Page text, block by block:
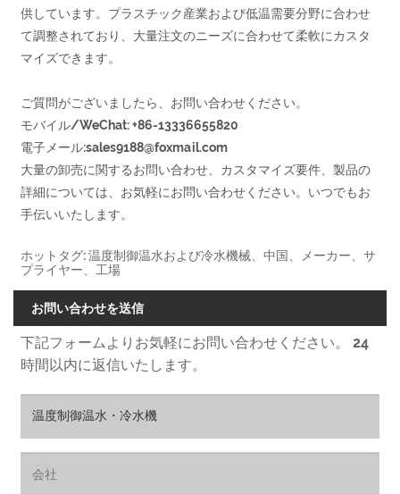
供しています。プラスチック産業および低温需要分野に合わせ
て調整されており、大量注文のニーズに合わせて柔軟にカスタ
マイズできます。
ご質問がございましたら、お問い合わせください。
モバイル/WeChat: +86-13336655820
電子メール:sales9188@foxmail.com
大量の卸売に関するお問い合わせ、カスタマイズ要件、製品の
詳細については、お気軽にお問い合わせください。いつでもお
手伝いいたします。
ホットタグ: 温度制御温水および冷水機械、中国、メーカー、サ
プライヤー、工場
お問い合わせを送信
下記フォームよりお気軽にお問い合わせください。 24
時間以内に返信いたします。